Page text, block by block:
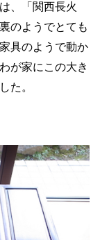
、「関西長火
のようでとても
具のようで動か
が家にこの大き
た。